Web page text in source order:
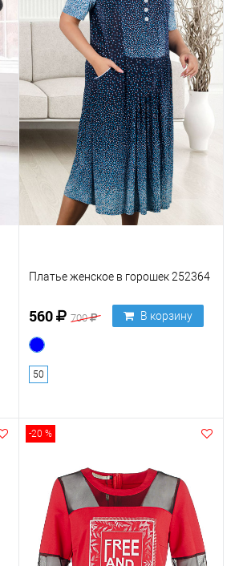
Платье женское в горошек 252364
560 700 В корзину
50
-20 %